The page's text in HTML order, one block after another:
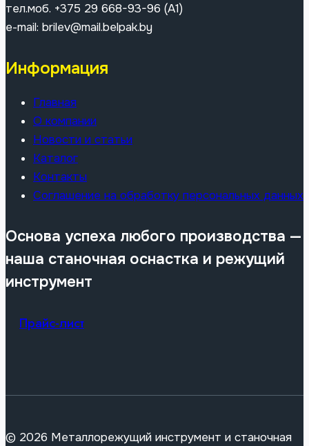
тел.моб. +375 29 668-93-96 (A1)
e-mail: brilev@mail.belpak.by
Информация
Главная
О компании
Новости и статьи
Каталог
Контакты
Соглашение на обработку персональных данных
Основа успеха любого производства —
наша станочная оснастка и режущий
инструмент
Прайс-лист
© 2026 Металлорежущий инструмент и станочная